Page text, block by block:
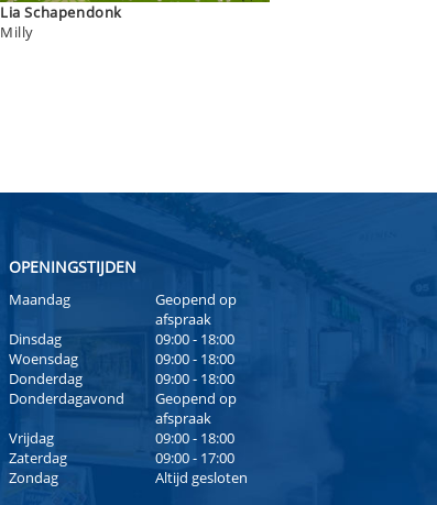
Lia Schapendonk
Milly
OPENINGSTIJDEN
Maandag
Geopend op
afspraak
Dinsdag
09:00 - 18:00
Woensdag
09:00 - 18:00
Donderdag
09:00 - 18:00
Donderdagavond
Geopend op
afspraak
Vrijdag
09:00 - 18:00
Zaterdag
09:00 - 17:00
Zondag
Altijd gesloten